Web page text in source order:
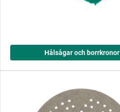
Hålsågar och borrkronor